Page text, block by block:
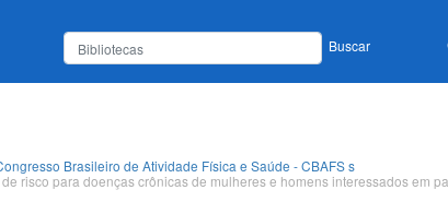
Buscar
Brasileiro de Atividade Física e Saúde - CBAFS s
risco para doenças crônicas de mulheres e homens interessados em